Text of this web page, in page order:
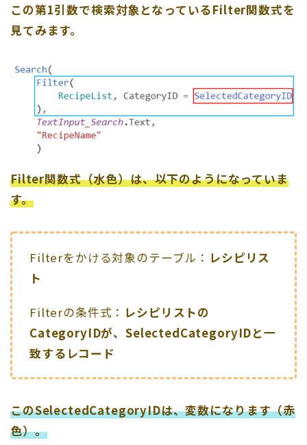
この第1引数で検索対象となっているFilter関数式を
見てみます。
Filter関数式（水色）は、以下のようになっていま
す。
Filterをかける対象のテーブル： レシピリス
ト
Filterの条件式： レシピリストの
CategoryIDが、SelectedCategoryIDと一
致するレコード
このSelectedCategoryIDは、変数になります（赤
色）。